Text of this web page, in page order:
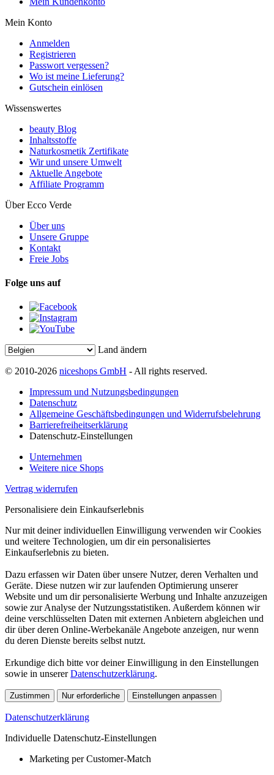
Mein Konto
Anmelden
Registrieren
Passwort vergessen?
Wo ist meine Lieferung?
Gutschein einlösen
Wissenswertes
beauty Blog
Inhaltsstoffe
Naturkosmetik Zertifikate
Wir und unsere Umwelt
Aktuelle Angebote
Affiliate Programm
Über Ecco Verde
Über uns
Unsere Gruppe
Kontakt
Freie Jobs
Folge uns auf
Land ändern
© 2010-2026 niceshops GmbH - All rights reserved.
Impressum und Nutzungsbedingungen
Datenschutz
Allgemeine Geschäftsbedingungen und Widerrufsbelehrung
Barrierefreiheitserklärung
Datenschutz-Einstellungen
Unternehmen
Weitere nice Shops
Vertrag widerrufen
Personalisiere dein Einkaufserlebnis
Nur mit deiner individuellen Einwilligung verwenden wir Cookies
und weitere Technologien, um dir ein personalisiertes
Einkaufserlebnis zu bieten.
Dazu erfassen wir Daten über unsere Nutzer, deren Verhalten und
Geräte. Diese nutzen wir zur laufenden Optimierung unserer
Website und um dir personalisierte Werbung und Inhalte anzuzeigen
sowie zur Analyse der Nutzungsstatistiken. Außerdem können wir
deine verschlüsselten Daten mit externen Anbietern abgleichen und
dir über deren Online-Werbekanäle Angebote anzeigen, nur wenn
du deren Dienste bereits selbst nutzt.
Erkundige dich bitte vor deiner Einwilligung in den Einstellungen
sowie in unsererDatenschutzerklärung.
Zustimmen Nur erforderliche Einstellungen anpassen
Datenschutzerklärung
Individuelle Datenschutz-Einstellungen
Marketing per Customer-Match